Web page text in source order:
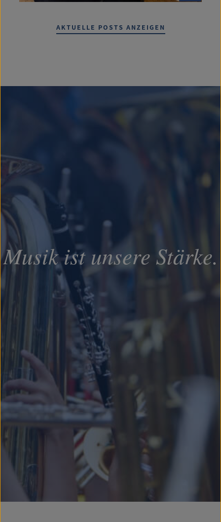
AKTUELLE POSTS ANZEIGEN
Musik ist unsere Stärke.